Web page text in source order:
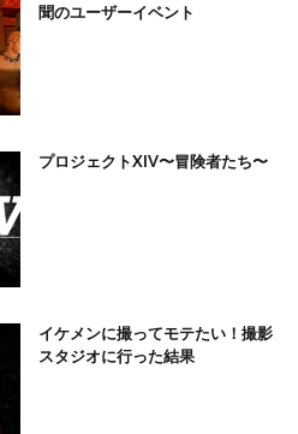
聞のユーザーイベント
プロジェクトXIV〜冒険者たち〜
イケメンに撮ってモテたい！撮影
スタジオに行った結果